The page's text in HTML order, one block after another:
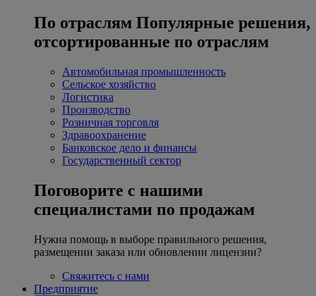
По отраслям Популярные решения,
отсортированные по отраслям
Автомобильная промышленность
Сельское хозяйство
Логистика
Производство
Розничная торговля
Здравоохранение
Банковское дело и финансы
Государственный сектор
Поговорите с нашими
специалистами по продажам
Нужна помощь в выборе правильного решения,
размещении заказа или обновлении лицензии?
Свяжитесь с нами
Предприятие